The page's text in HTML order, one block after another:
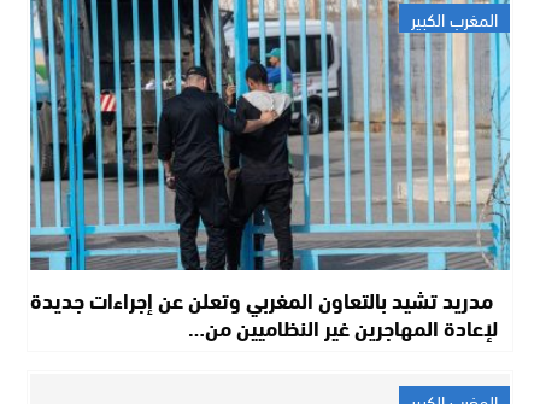
المغرب الكبير
مدريد تشيد بالتعاون المغربي وتعلن عن إجراءات جديدة
لإعادة المهاجرين غير النظاميين من…